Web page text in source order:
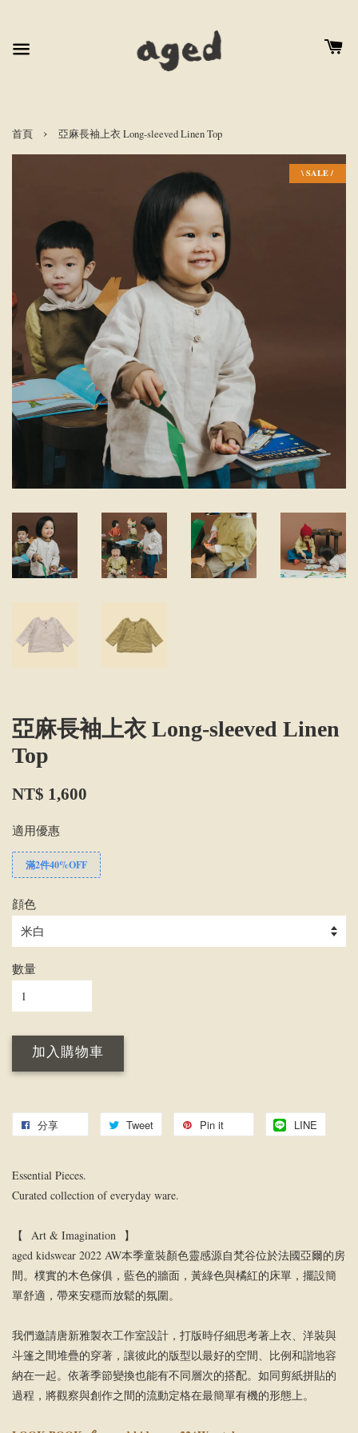
首頁 › 亞麻長袖上衣 Long-sleeved Linen Top
\ SALE /
亞麻長袖上衣 Long-sleeved Linen
Top
NT$ 1,600
適用優惠
滿2件40%OFF
顔色
數量
加入購物車
分享 Tweet Pin it LINE
Essential Pieces.
Curated collection of everyday ware.
【 Art & Imagination 】
aged kidswear 2022 AW本季童裝顏色靈感源自梵谷位於法國亞爾的房
間。樸實的木色傢俱，藍色的牆面，黃綠色與橘紅的床單，擺設簡
單舒適，帶來安穩而放鬆的氛圍。
我們邀請唐新雅製衣工作室設計，打版時仔細思考著上衣、洋裝與
斗篷之間堆疊的穿著，讓彼此的版型以最好的空間、比例和諧地容
納在一起。依著季節變換也能有不同層次的搭配。如同剪紙拼貼的
過程，將觀察與創作之間的流動定格在最簡單有機的形態上。